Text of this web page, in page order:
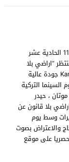
مشاهدة وتحميل مسلسل اراضي بلا قانون الحلقة 11 الحادية عشر
“اراضي بلا
قانون حلقة 11” اون لاين Kanunsuz Topraklar EP11 جودة عالية
التركية
، حيدر
بلا قانون عن
وسط يوم
والاعتراض بصوت
على موقع